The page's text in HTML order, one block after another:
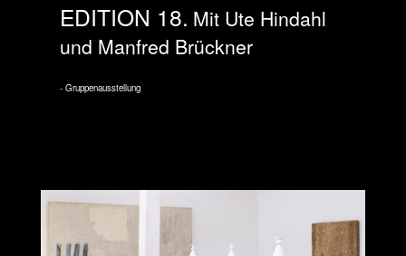
EDITION 18 Mit Ute Hindahl
und Manfred Brückner
Gruppenausstellung